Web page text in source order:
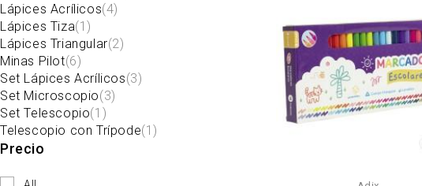
Lápices Acrílicos(4)
Lápices Tiza(1)
Lápices Triangular(2)
Minas Pilot(6)
Set Lápices Acrílicos(3)
Set Microscopio(3)
Set Telescopio(1)
Telescopio con Trípode(1)
Precio